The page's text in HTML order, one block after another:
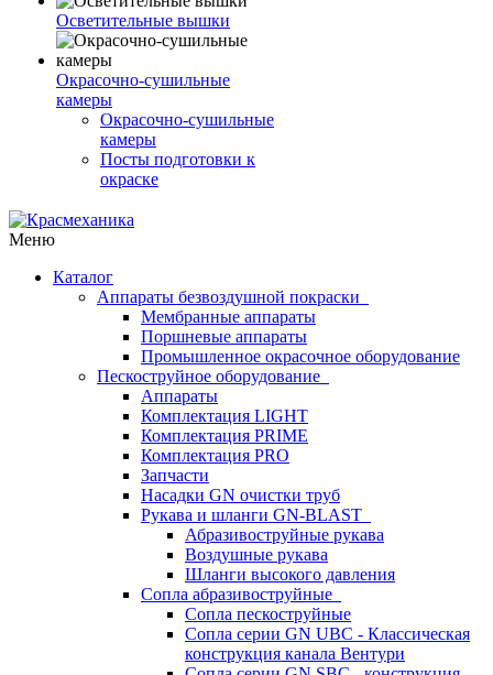
Осветительные вышки
Окрасочно-сушильные
камеры
Окрасочно-сушильные
камеры
Посты подготовки к
окраске
Меню
Каталог
Аппараты безвоздушной покраски
Мембранные аппараты
Поршневые аппараты
Промышленное окрасочное оборудование
Пескоструйное оборудование
Аппараты
Комплектация LIGHT
Комплектация PRIME
Комплектация PRO
Запчасти
Насадки GN очистки труб
Рукава и шланги GN-BLAST
Абразивоструйные рукава
Воздушные рукава
Шланги высокого давления
Сопла абразивоструйные
Сопла пескоструйные
Сопла серии GN UBC - Классическая
конструкция канала Вентури